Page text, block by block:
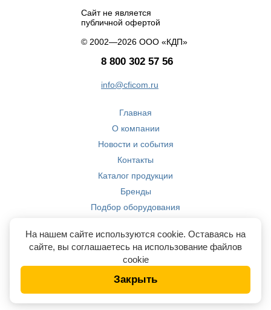
Сайт не является
публичной офертой
© 2002—2026 ООО «КДП»
8 800 302 57 56
info@cficom.ru
Главная
О компании
Новости и события
Контакты
Каталог продукции
Бренды
Подбор оборудования
Компетенции
На нашем сайте используются cookie. Оставаясь на
сайте, вы соглашаетесь на использование файлов
cookie
Закрыть